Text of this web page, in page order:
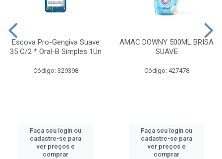
Escova Pro-Gengiva Suave
35 C/2 * Oral-B Simples 1Un
Código: 329398
Faça seu login ou
cadastre-se para
ver preços e
comprar
AMAC DOWNY 500ML BRISA
SUAVE
Código: 427478
Faça seu login ou
cadastre-se para
ver preços e
comprar